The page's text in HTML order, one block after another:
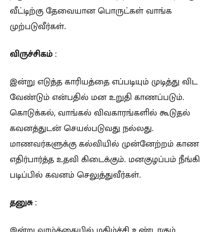
வீட்டிற்கு தேவையான பொருட்கள் வாங்க
முற்படுவீர்கள்.
விருச்சிகம் :
இன்று எடுத்த காரியத்தை எப்படியும் முடித்து விட
வேண்டும் என்பதில் மன உறுதி காணப்படும்.
கொடுக்கல், வாங்கல் விவகாரங்களில் கூடுதல்
கவனத்துடன் செயல்படுவது நல்லது.
மாணவர்களுக்கு கல்வியில் முன்னேற்றம் காண
எதிர்பார்த்த உதவி கிடைக்கும். மனகுழப்பம் நீங்கி
படிப்பில் கவனம் செலுத்துவீர்கள்.
தனுசு: